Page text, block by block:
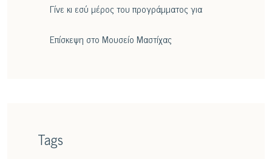
Γίνε κι εσύ μέρος του προγράμματος για
Επίσκεψη στο Μουσείο Μαστίχας
Tags